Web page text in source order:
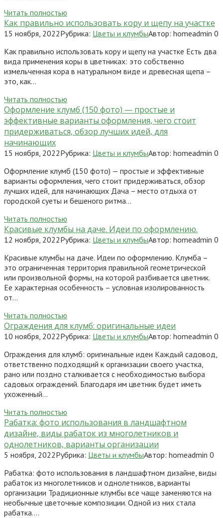
Читать полностью
Как правильно использовать кору и щепу на участке
15 ноября, 2022Рубрика: Цветы и клумбыАвтор: homeadmin 0
Как правильно использовать кору и щепу на участке Есть два
вида применения коры в цветниках: это собственно
измельченная кора в натуральном виде и древесная щепа –
это, как…
Читать полностью
Оформление клумб (150 фото) — простые и
эффективные варианты оформления, чего стоит
придерживаться, обзор лучших идей, для
начинающих
15 ноября, 2022Рубрика: Цветы и клумбыАвтор: homeadmin 0
Оформление клумб (150 фото) — простые и эффективные
варианты оформления, чего стоит придерживаться, обзор
лучших идей, для начинающих Дача – место отдыха от
городской суеты и бешеного ритма…
Читать полностью
Красивые клумбы на даче. Идеи по оформлению.
12 ноября, 2022Рубрика: Цветы и клумбыАвтор: homeadmin 0
Красивые клумбы на даче. Идеи по оформлению. Клумба –
это ограниченная территория правильной геометрической
или произвольной формы, на которой разбивается цветник.
Ее характерная особенность – условная изолированность
от…
Читать полностью
Ограждения для клумб: оригинальные идеи
10 ноября, 2022Рубрика: Цветы и клумбыАвтор: homeadmin 0
Ограждения для клумб: оригинальные идеи Каждый садовод,
ответственно подходящий к организации своего участка,
рано или поздно сталкивается с необходимостью выбора
садовых ограждений. Благодаря им цветник будет иметь
ухоженный…
Читать полностью
Рабатка: фото использования в ландшафтном
дизайне, виды рабаток из многолетников и
однолетников, варианты организации
5 ноября, 2022Рубрика: Цветы и клумбыАвтор: homeadmin 0
Рабатка: фото использования в ландшафтном дизайне, виды
рабаток из многолетников и однолетников, варианты
организации Традиционные клумбы все чаще заменяются на
необычные цветочные композиции. Одной из них стала
рабатка….